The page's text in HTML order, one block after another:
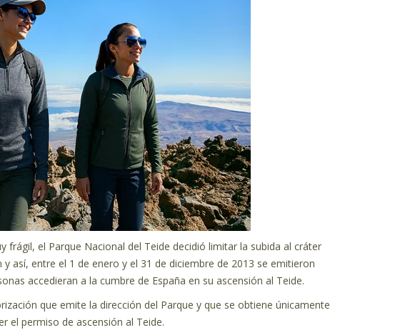
el Parque Nacional del Teide decidió limitar la subida al cráter
así, entre el 1 de enero y el 31 de diciembre de 2013 se emitieron
accedieran a la cumbre de España en su ascensión al Teide.
que emite la dirección del Parque y que se obtiene únicamente
el permiso de ascensión al Teide.